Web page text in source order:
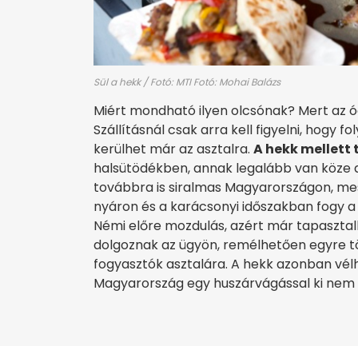
Sül a hekk / Fotó: MTI Fotó: Mohai Balázs
Miért mondható ilyen olcsónak? Mert az
Szállításnál csak arra kell figyelni, hogy
kerülhet már az asztalra. A hekk mellett
halsütödékben, annak legalább van
továbbra is siralmas Magyarországon,
nyáron és a karácsonyi időszakban fogy
Némi előre mozdulás, azért már
dolgoznak az ügyön, remélhetően egyre
fogyasztók asztalára. A hekk azonban
Magyarország egy huszárvágással ki